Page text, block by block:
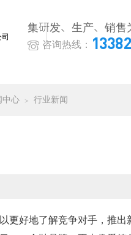
集研发、生产、销售
咨询热线：
中心 行业新闻
更好地了解竞争对手，推